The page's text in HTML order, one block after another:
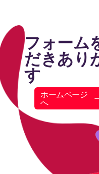
フォーム
だきあり
す
ホームページ
へ